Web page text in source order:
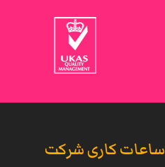
ساعات کاری شرکت